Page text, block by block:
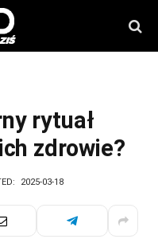
rytuał
zdrowie?
2025-03-18